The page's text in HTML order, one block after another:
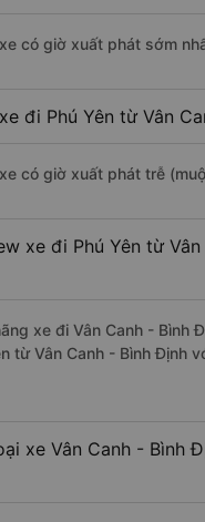
có giờ xuất phát sớm
đi Phú Yên từ Vân
có giờ xuất phát trễ
xe đi Phú Yên từ
xe đi Vân Canh - Bình
từ Vân Canh - Bình
xe Vân Canh - Bình